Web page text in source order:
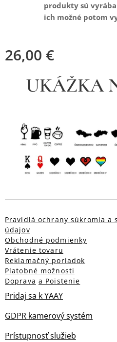
produkty sú
ich možné potom
26,00 €
UKÁŽKA
Pravidlá ochrany súkromia a
údajov
Obchodné podmienky
Vrátenie tovaru
Reklamačný poriadok
Platobné možnosti
Doprava a Poistenie
Pridaj sa k YAAY
GDPR kamerový systém
Prístupnosť služieb